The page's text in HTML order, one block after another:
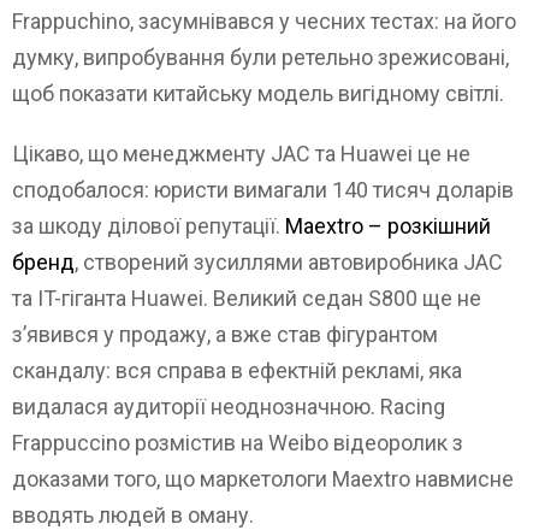
Frappuchino, засумнівався у чесних тестах: на його
думку, випробування були ретельно зрежисовані,
щоб показати китайську модель вигідному світлі.
Цікаво, що менеджменту JAC та Huawei це не
сподобалося: юристи вимагали 140 тисяч доларів
за шкоду ділової репутації. Maextro – розкішний
бренд, створений зусиллями автовиробника JAC
та IT-гіганта Huawei. Великий седан S800 ще не
з’явився у продажу, а вже став фігурантом
скандалу: вся справа в ефектній рекламі, яка
видалася аудиторії неоднозначною. Racing
Frappuccino розмістив на Weibo відеоролик з
доказами того, що маркетологи Maextro навмисне
вводять людей в оману.